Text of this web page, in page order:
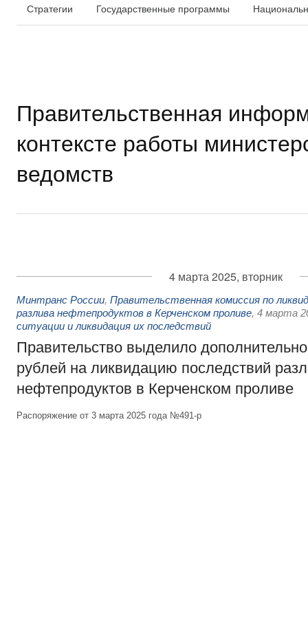
Стратегии Государственные программы
Правительственная
контексте работы
ведомств
4 марта 2025, вторник
Минтранс России, Правительственная комиссия по
разлива нефтепродуктов в Керченском проливе, 4 марта
ситуации и ликвидация их последствий
Правительство выделило
рублей на ликвидацию последствий
нефтепродуктов в Керченском проливе
Распоряжение от 3 марта 2025 года №491-р